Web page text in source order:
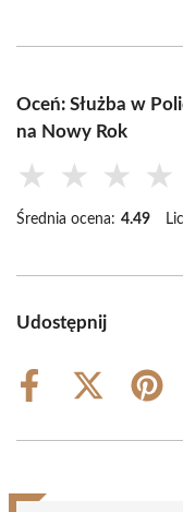
Oceń: Służba w
na Nowy Rok
★ ★ ★ ★
Średnia ocena: 4.49
Udostępnij
Share
Share
(Twitter)
Share